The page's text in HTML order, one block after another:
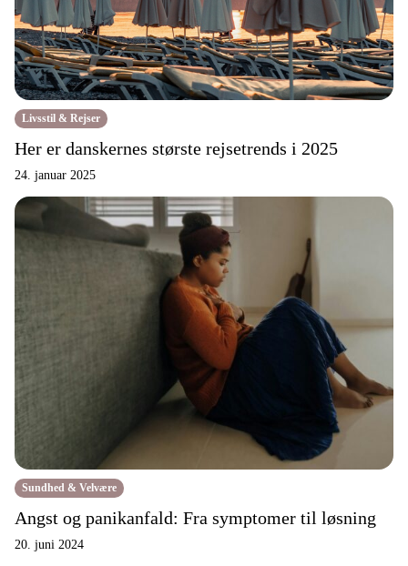
Livsstil & Rejser
Her er danskernes største rejsetrends i 2025
24. januar 2025
Sundhed & Velvære
Angst og panikanfald: Fra symptomer til løsning
20. juni 2024